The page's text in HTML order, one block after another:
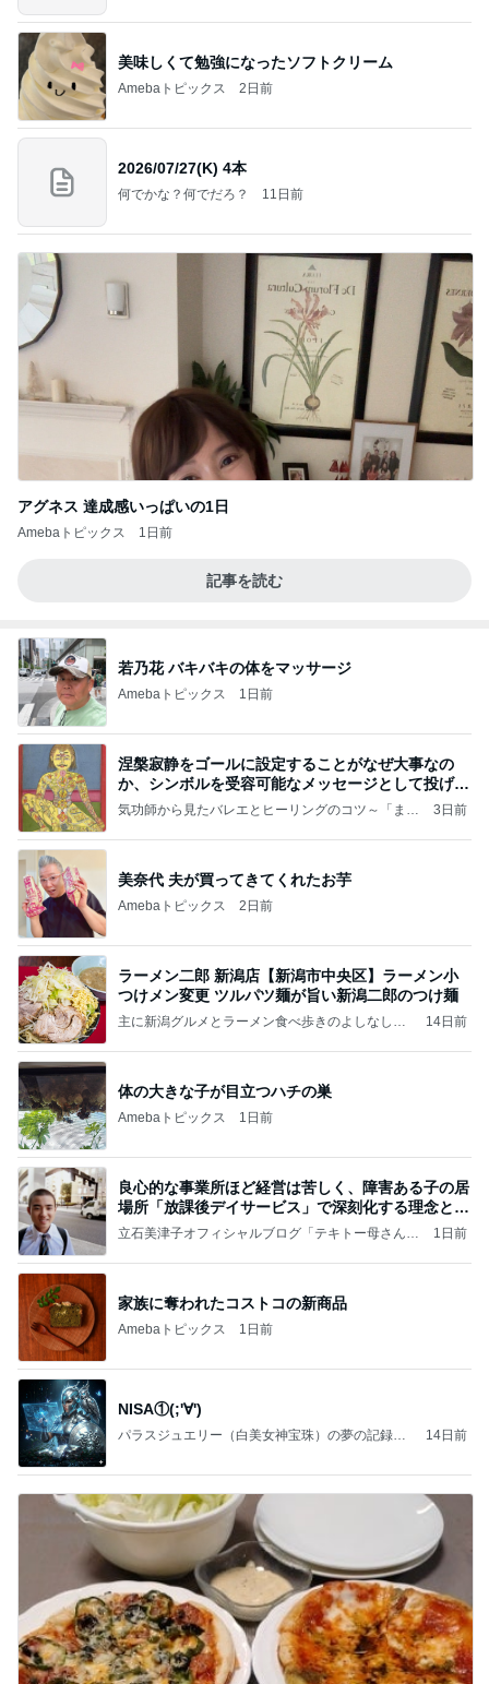
美味しくて勉強になったソフトクリーム
Amebaトピックス 2日前
2026/07/27(K) 4本
何でかな？何でだろ？ 11日前
アグネス 達成感いっぱいの1日
Amebaトピックス 1日前
記事を読む
若乃花 バキバキの体をマッサージ
Amebaトピックス 1日前
涅槃寂静をゴールに設定することがなぜ大事なの
か、シンボルを受容可能なメッセージとして投げる
ことが
気功師から見たバレエとヒーリングのコツ～「まと
3日前
美奈代 夫が買ってきてくれたお芋
Amebaトピックス 2日前
ラーメン二郎 新潟店【新潟市中央区】ラーメン小
つけメン変更 ツルパツ麺が旨い新潟二郎のつけ麺
主に新潟グルメとラーメン食べ歩きのよしなしご
14日前
体の大きな子が目立つハチの巣
Amebaトピックス 1日前
良心的な事業所ほど経営は苦しく、障害ある子の居
場所「放課後デイサービス」で深刻化する理念と現
実の
立石美津子オフィシャルブログ「テキトー母さんの
1日前
家族に奪われたコストコの新商品
Amebaトピックス 1日前
NISA①(;'∀')
パラスジュエリー（白美女神宝珠）の夢の記録
14日前